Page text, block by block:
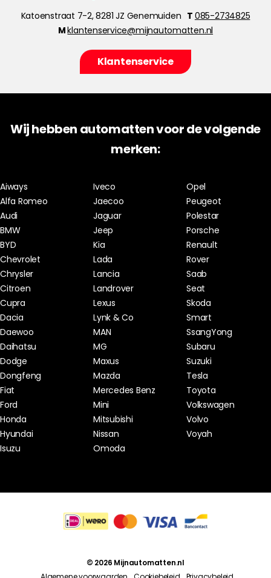
Katoenstraat 7-2, 8281 JZ Genemuiden T 085-2734825
Mklantenservice@mijnautomatten.nl
Klantenservice
Wij hebben automatten voor de volgende
merken:
Aiways
Alfa Romeo
Audi
BMW
BYD
Chevrolet
Chrysler
Citroen
Cupra
Dacia
Daewoo
Daihatsu
Dodge
Dongfeng
Fiat
Ford
Honda
Hyundai
Isuzu
Iveco
Jaecoo
Jaguar
Jeep
Kia
Lada
Lancia
Landrover
Lexus
Lynk & Co
MAN
MG
Maxus
Mazda
Mercedes Benz
Mini
Mitsubishi
Nissan
Omoda
Opel
Peugeot
Polestar
Porsche
Renault
Rover
Saab
Seat
Skoda
Smart
SsangYong
Subaru
Suzuki
Tesla
Toyota
Volkswagen
Volvo
Voyah
© 2026 Mijnautomatten.nl